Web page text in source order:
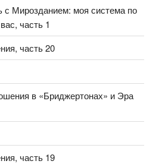
с Мирозданием: моя система по
часть 1
часть 20
в «Бриджертонах» и Эра
часть 19